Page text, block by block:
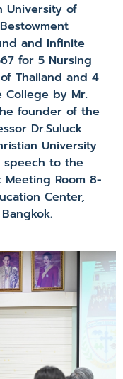
of
and Infinite
for 5 Nursing
Thailand and 4
College by Mr.
founder of the
Dr.Suluck
University
speech to the
Room 8-
Center,